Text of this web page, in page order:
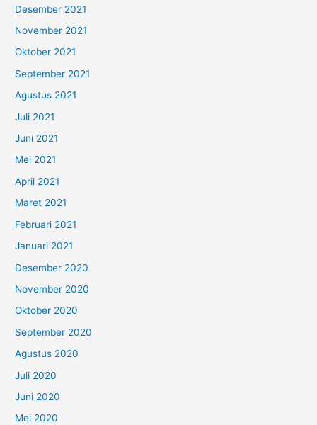
Desember 2021
November 2021
Oktober 2021
September 2021
Agustus 2021
Juli 2021
Juni 2021
Mei 2021
April 2021
Maret 2021
Februari 2021
Januari 2021
Desember 2020
November 2020
Oktober 2020
September 2020
Agustus 2020
Juli 2020
Juni 2020
Mei 2020